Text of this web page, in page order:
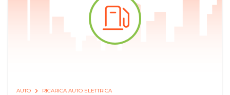
AUTO RICARICA AUTO ELETTRICA